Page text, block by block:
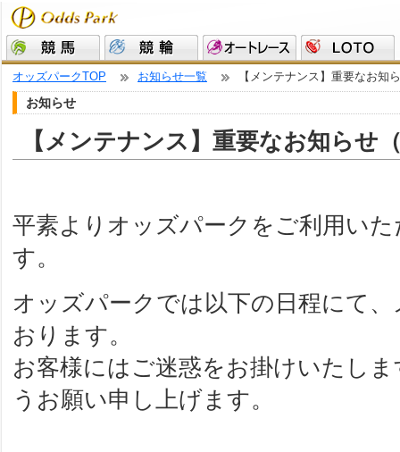
オッズパークTOP お知らせ一覧 【メンテナンス】重要なお知
お知らせ
【メンテナンス】重要なお知らせ
平素よりオッズパークをご利用い
す。
オッズパークでは以下の日程にて
おります。
お客様にはご迷惑をお掛けいたし
うお願い申し上げます。